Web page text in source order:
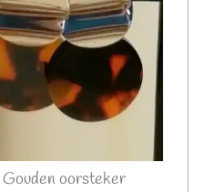
Gouden oorsteker